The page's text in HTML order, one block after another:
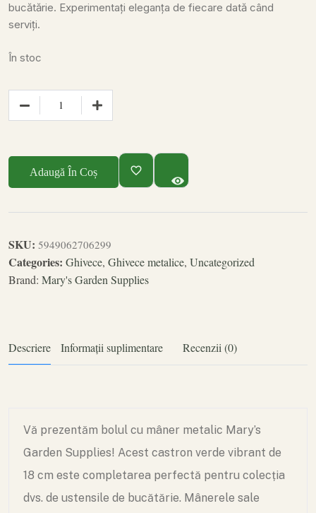
bucătărie. Experimentați eleganța de fiecare dată când
serviți.
În stoc
Adaugă În Coș
SKU: 5949062706299
Categories: Ghivece, Ghivece metalice, Uncategorized
Brand: Mary's Garden Supplies
Descriere Informații suplimentare Recenzii (0)
Vă prezentăm bolul cu mâner metalic Mary’s
Garden Supplies! Acest castron verde vibrant de
18 cm este completarea perfectă pentru colecția
dvs. de ustensile de bucătărie. Mânerele sale